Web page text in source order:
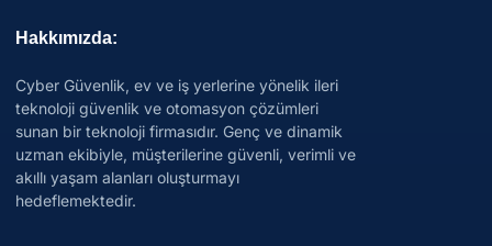
Hakkımızda:
Cyber Güvenlik, ev ve iş yerlerine yönelik ileri
teknoloji güvenlik ve otomasyon çözümleri
sunan bir teknoloji firmasıdır. Genç ve dinamik
uzman ekibiyle, müşterilerine güvenli, verimli ve
akıllı yaşam alanları oluşturmayı
hedeflemektedir.